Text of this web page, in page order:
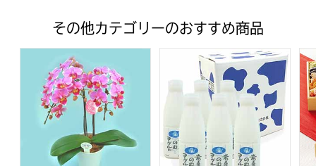
その他カテゴリーのおすすめ商品
椎名洋ラン園 ミディ胡蝶蘭2本立ち ピンク【花】【年間
岩泉のむヨーグルト 720ml×6
ト